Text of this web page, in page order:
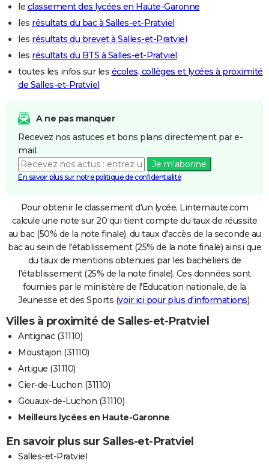
le classement des lycées en Haute-Garonne
les résultats du bac à Salles-et-Pratviel
les résultats du brevet à Salles-et-Pratviel
les résultats du BTS à Salles-et-Pratviel
toutes les infos sur les écoles, collèges et lycées à proximité
de Salles-et-Pratviel
A ne pas manquer
Recevez nos astuces et bons plans directement par e-
mail.
Je m'abonne
En savoir plus sur notre politique de confidentialité
Pour obtenir le classement d'un lycée, Linternaute.com
calcule une note sur 20 qui tient compte du taux de réussite
au bac (50% de la note finale), du taux d'accès de la seconde au
bac au sein de l'établissement (25% de la note finale) ainsi que
du taux de mentions obtenues par les bacheliers de
l'établissement (25% de la note finale). Ces données sont
fournies par le ministère de l'Education nationale, de la
Jeunesse et des Sports (voir ici pour plus d'informations).
Villes à proximité de Salles-et-Pratviel
Antignac (31110)
Moustajon (31110)
Artigue (31110)
Cier-de-Luchon (31110)
Gouaux-de-Luchon (31110)
Meilleurs lycées en Haute-Garonne
En savoir plus sur Salles-et-Pratviel
Salles-et-Pratviel